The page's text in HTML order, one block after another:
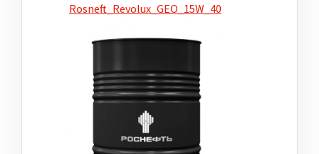
Rosneft_Revolux_GEO_15W_40